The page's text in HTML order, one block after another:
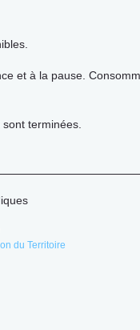
et à la pause.
terminées.